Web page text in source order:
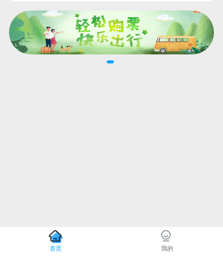
首页 我的